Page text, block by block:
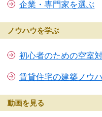
企業・専門家を選ぶ
ノウハウを学ぶ
初心者のための空室
賃貸住宅の建築ノウ
動画を見る